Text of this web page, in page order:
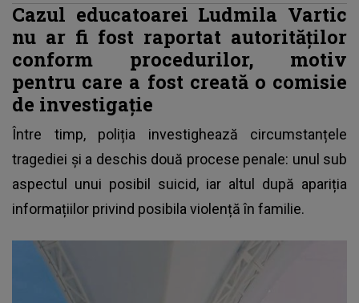
Cazul educatoarei Ludmila Vartic
nu ar fi fost raportat autorităților
conform procedurilor, motiv
pentru care a fost creată o comisie
de investigație
Între timp, poliția investighează circumstanțele
tragediei și a deschis două procese penale: unul sub
aspectul unui posibil suicid, iar altul după apariția
informațiilor privind posibila violență în familie.